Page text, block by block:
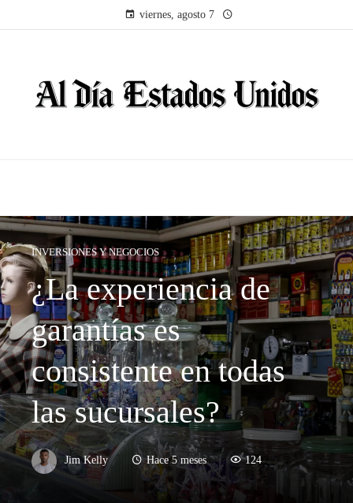
viernes, agosto 7
INVERSIONES Y NEGOCIOS
¿La experiencia de
garantías es
consistente en todas
las sucursales?
Jim Kelly Hace 5 meses 124